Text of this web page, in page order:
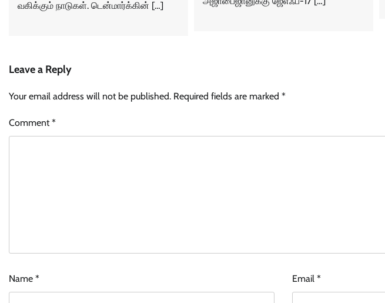
வகிக்கும் நாடுகள். டென்மார்க்கின் […]
Leave a Reply
Your email address will not be published. Required fields are marked *
Comment*
Name * Email*